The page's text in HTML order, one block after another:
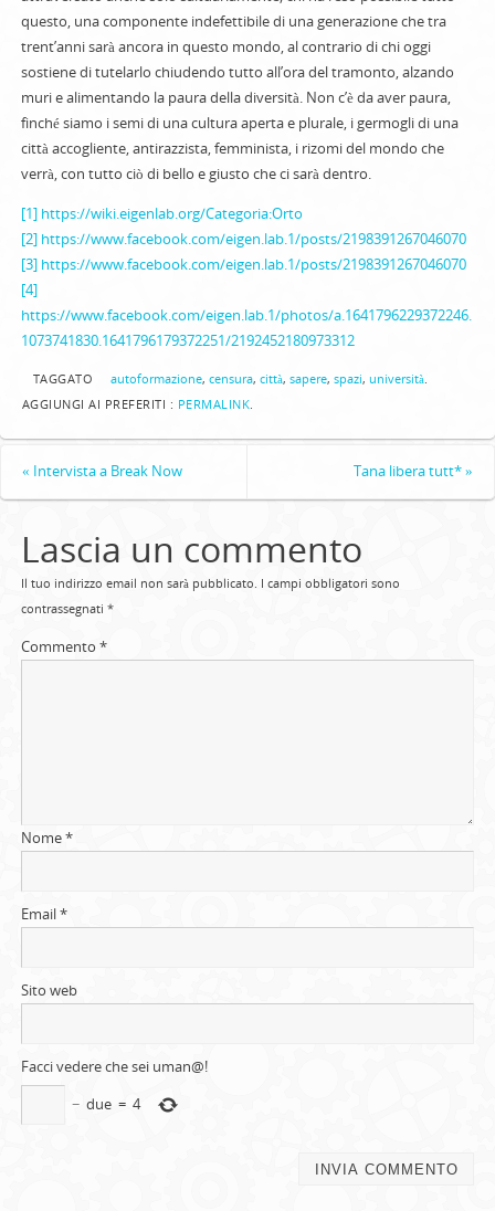
questo, una componente indefettibile di una generazione che tra
trent’anni sarà ancora in questo mondo, al contrario di chi oggi
sostiene di tutelarlo chiudendo tutto all’ora del tramonto, alzando
muri e alimentando la paura della diversità. Non c’è da aver paura,
finché siamo i semi di una cultura aperta e plurale, i germogli di una
città accogliente, antirazzista, femminista, i rizomi del mondo che
verrà, con tutto ciò di bello e giusto che ci sarà dentro.
[1] https://wiki.eigenlab.org/Categoria:Orto
[2] https://www.facebook.com/eigen.lab.1/posts/2198391267046070
[3] https://www.facebook.com/eigen.lab.1/posts/2198391267046070
[4]
https://www.facebook.com/eigen.lab.1/photos/a.1641796229372246.
1073741830.1641796179372251/2192452180973312
TAGGATO autoformazione,censura,città,sapere,spazi,università.
AGGIUNGI AI PREFERITI : PERMALINK.
« Intervista a Break Now Tana libera tutt*»
Lascia un commento
Il tuo indirizzo email non sarà pubblicato. I campi obbligatori sono
contrassegnati *
Commento *
Nome*
Email*
Sito web
Facci vedere che sei uman@!
− due = 4